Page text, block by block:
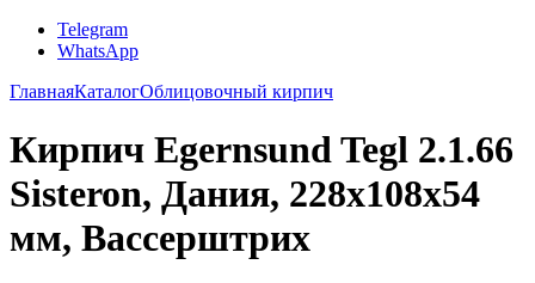
Telegram
WhatsApp
ГлавнаяКаталогОблицовочный кирпич
Кирпич Egernsund Tegl 2.1.66
Sisteron, Дания, 228x108x54
мм, Вассерштрих